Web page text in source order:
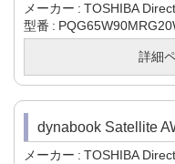
メーカー TOSHIBA Direct
型番
詳細
dynabook Satellite
メーカー TOSHIBA Direct